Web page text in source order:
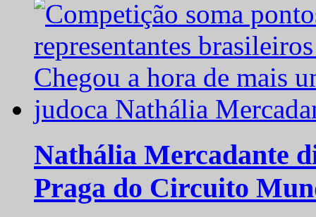
Nathália Mercadante
Praga do Circuito